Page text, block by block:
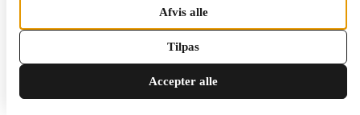
Det primære, som jeg tager med fra bogen, er, at man skal gribe
mulighederne, når de handler foran en, og at der ingen genvej til
mestre evner. Det kræver hårdt arbejde.
Manglende fremgang i ny virksomhed
Afvis alle
Tilpas
Accepter alle